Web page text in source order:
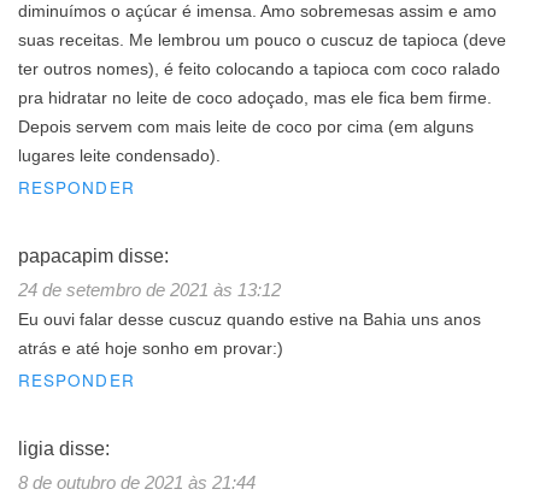
diminuímos o açúcar é imensa. Amo sobremesas assim e amo
suas receitas. Me lembrou um pouco o cuscuz de tapioca (deve
ter outros nomes), é feito colocando a tapioca com coco ralado
pra hidratar no leite de coco adoçado, mas ele fica bem firme.
Depois servem com mais leite de coco por cima (em alguns
lugares leite condensado).
RESPONDER
papacapim disse:
24 de setembro de 2021 às 13:12
Eu ouvi falar desse cuscuz quando estive na Bahia uns anos
atrás e até hoje sonho em provar:)
RESPONDER
ligia disse:
8 de outubro de 2021 às 21:44